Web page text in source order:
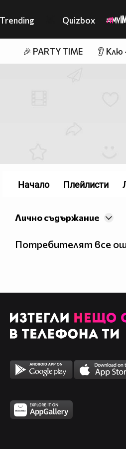
Trending Quizbox
🎉 PARTY TIME 👂 Клю
Лично съдържание
Потребителят все
Начало Плейлисти